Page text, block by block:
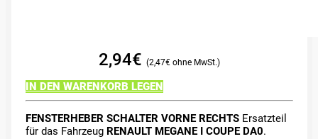
2,94€ 2,47€
IN DEN WARENKORB LEGEN
FENSTERHEBER SCHALTER VORNE RECHTSErsatzteil
für das Fahrzeug RENAULT MEGANE I COUPE DA0.